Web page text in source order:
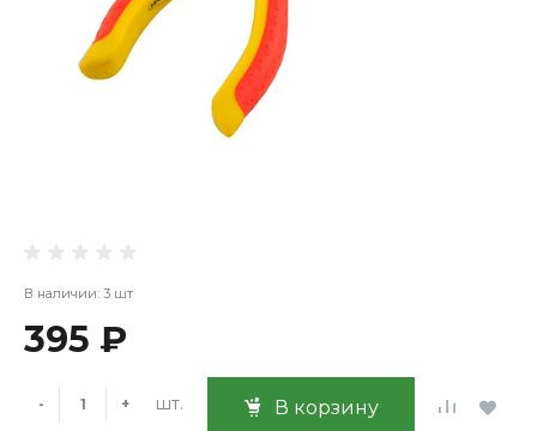
В наличии: 3 шт
395 ₽
- + шт. В корзину